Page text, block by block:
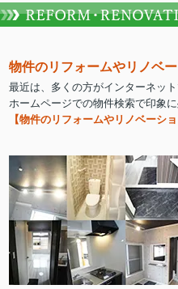
物件のリフォームやリノベ
最近は、多くの方がインターネッ
ホームページでの物件検索で印象
【物件のリフォームやリノベーシ